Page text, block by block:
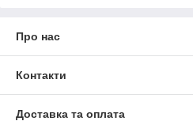
Про нас
Контакти
Доставка та оплата